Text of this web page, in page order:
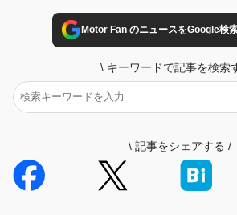
Motor Fan のニュースをGoogle検
\ キーワードで記事を検索
\ 記事をシェアする /